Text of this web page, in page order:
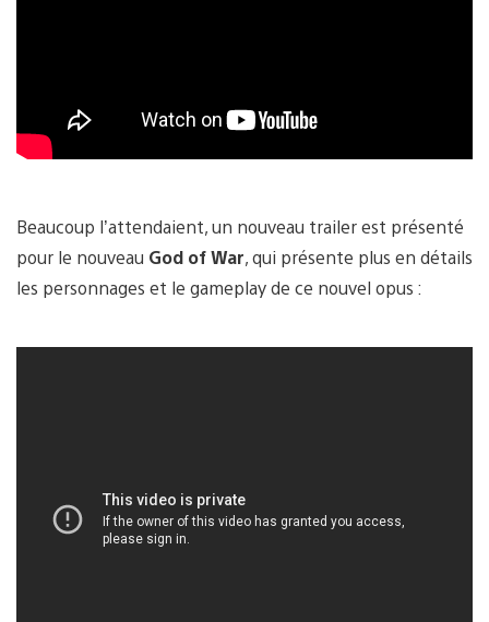
Beaucoup l’attendaient, un nouveau trailer est présenté
pour le nouveau God of War, qui présente plus en détails
les personnages et le gameplay de ce nouvel opus :